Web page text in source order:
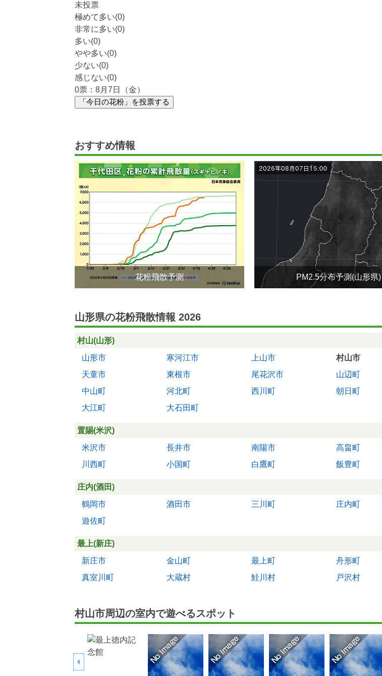
未投票
極めて多い(0)
非常に多い(0)
多い(0)
やや多い(0)
少ない(0)
感じない(0)
0票：8月7日（金）
「今日の花粉」を投票する
おすすめ情報
花粉飛散予測 PM2.5分布予測(山形県)
山形県の花粉飛散情報 2026
村山(山形)
山形市
寒河江市 上山市
村山市
天童市
東根市 尾花沢市
山辺町
中山町
河北町 西川町
朝日町
大江町
大石田町
置賜(米沢)
米沢市
長井市 南陽市
高畠町
川西町
小国町 白鷹町 飯豊町
庄内(酒田)
鶴岡市
酒田市 三川町
庄内町
遊佐町
最上(新庄)
新庄市
金山町 最上町
舟形町
真室川町
大蔵村 鮭川村 戸沢村
村山市周辺の室内で遊べるスポット